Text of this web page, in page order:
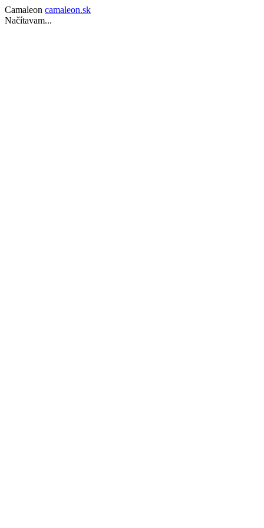
Camaleon camaleon.sk
Načítavam...